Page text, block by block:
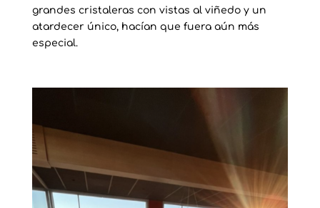
grandes cristaleras con vistas al viñedo y un
atardecer único, hacían que fuera aún más
especial.